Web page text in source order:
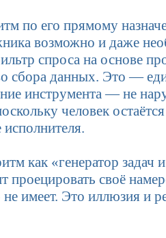
по его прямому
возможно и даже
спроса на основе
сбора данных. Это —
инструмента — не
человек
исполнителя.
как «генератор задач
проецировать своё
имеет. Это иллюзия и